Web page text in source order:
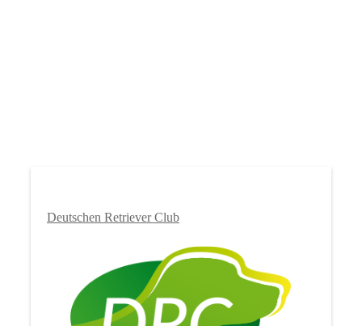
Deutschen Retriever Club